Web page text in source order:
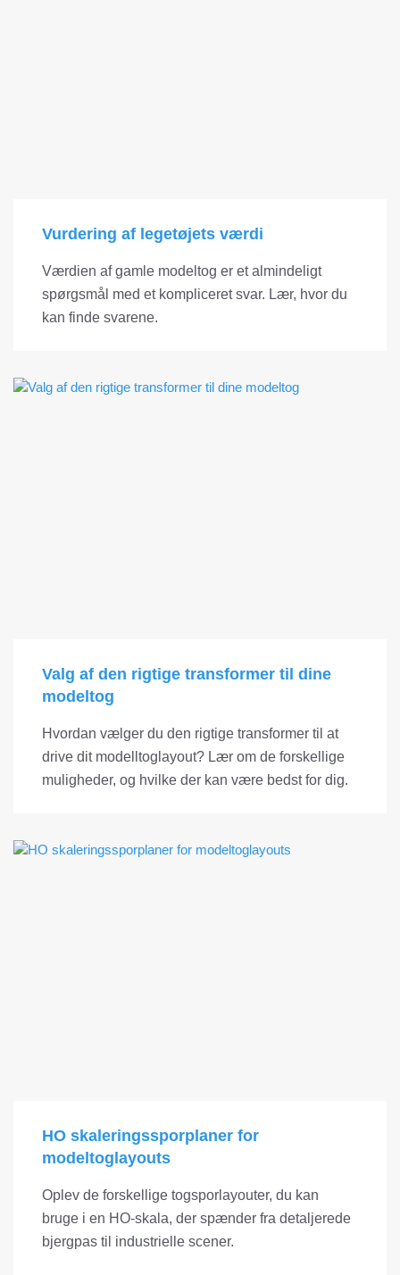
Vurdering af legetøjets værdi
Værdien af ​​gamle modeltog er et almindeligt
spørgsmål med et kompliceret svar. Lær, hvor du
kan finde svarene.
Valg af den rigtige transformer til dine
modeltog
Hvordan vælger du den rigtige transformer til at
drive dit modelltoglayout? Lær om de forskellige
muligheder, og hvilke der kan være bedst for dig.
HO skaleringssporplaner for
modeltoglayouts
Oplev de forskellige togsporlayouter, du kan
bruge i en HO-skala, der spænder fra detaljerede
bjergpas til industrielle scener.